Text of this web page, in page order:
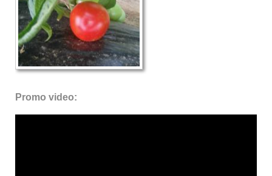
Promo video: